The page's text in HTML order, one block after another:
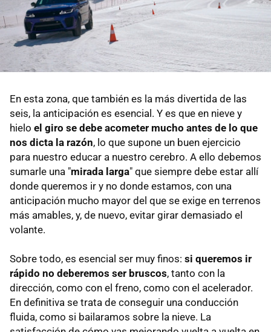
En esta zona, que también es la más divertida de las
seis, la anticipación es esencial. Y es que en nieve y
hielo el giro se debe acometer mucho antes de lo que
nos dicta la razón, lo que supone un buen ejercicio
para nuestro educar a nuestro cerebro. A ello debemos
sumarle una "mirada larga" que siempre debe estar allí
donde queremos ir y no donde estamos, con una
anticipación mucho mayor del que se exige en terrenos
más amables, y, de nuevo, evitar girar demasiado el
volante.
Sobre todo, es esencial ser muy finos: si queremos ir
rápido no deberemos ser bruscos, tanto con la
dirección, como con el freno, como con el acelerador.
En definitiva se trata de conseguir una conducción
fluida, como si bailaramos sobre la nieve. La